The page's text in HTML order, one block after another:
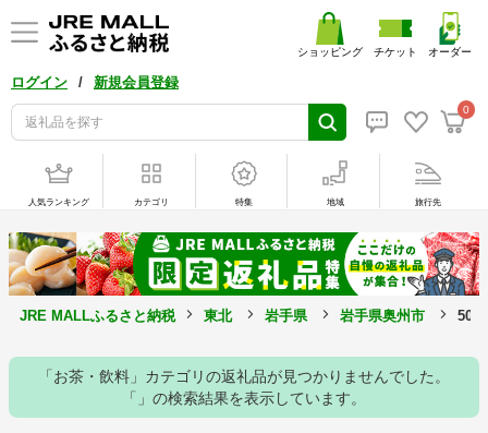
ログイン / 新規会員登録
0
ショッピング チケット オーダー
人気ランキング カテゴリ 特集 地域 旅行先
JRE MALLふるさと納税 東北 岩手県 岩手県奥州市
「お茶・飲料」カテゴリの返礼品が見つかりませんでした。
「」の検索結果を表示しています。